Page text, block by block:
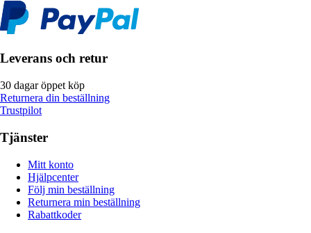
Leverans och retur
30 dagar öppet köp
Returnera din beställning
Trustpilot
Tjänster
Mitt konto
Hjälpcenter
Följ min beställning
Returnera min beställning
Rabattkoder